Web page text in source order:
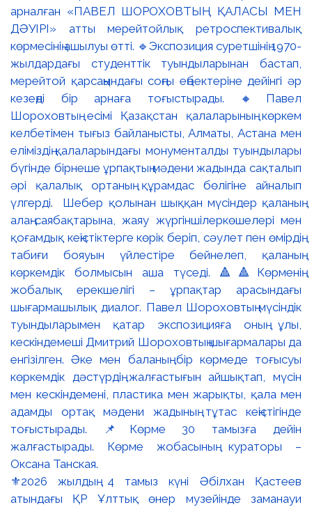
⚜️2026 жылдың 4 тамыз күні Әбілхан Қастеев
атындағы ҚР Ұлттық өнер музейінде заманауи